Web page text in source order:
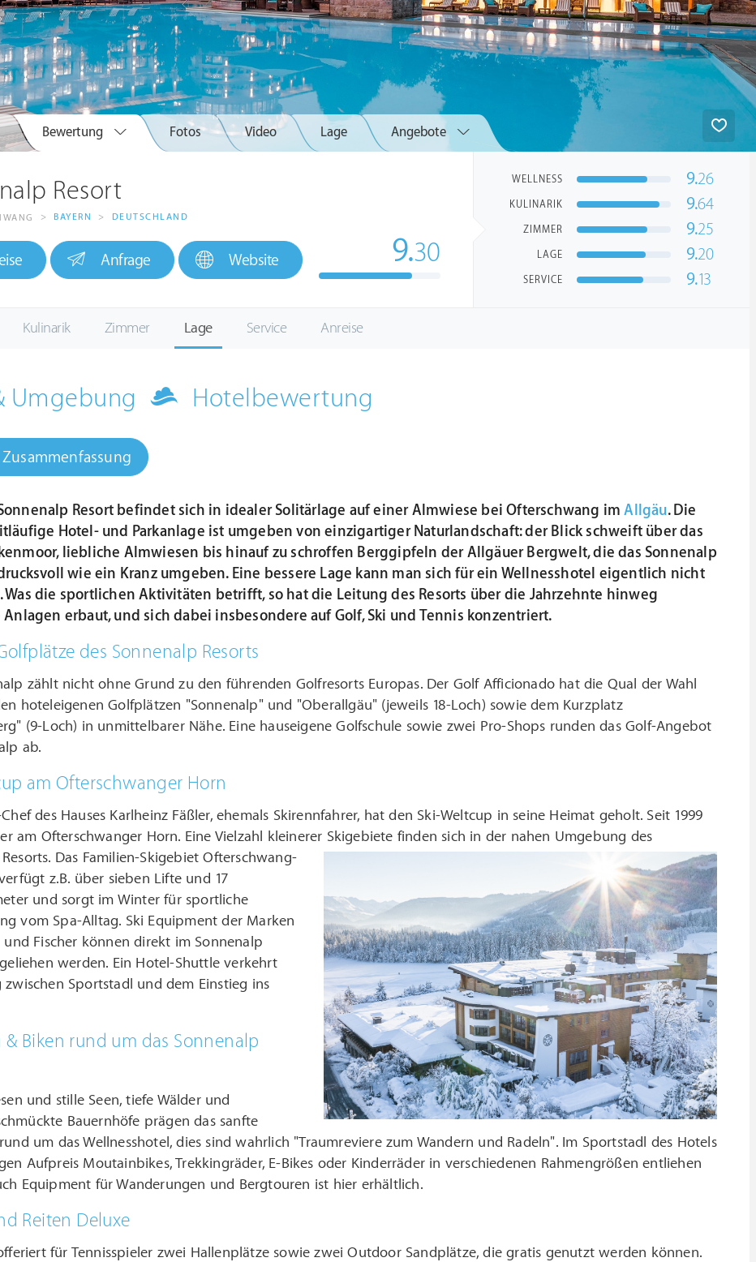
Bewertung Fotos Video Lage Angebote
Resort
> BAYERN > DEUTSCHLAND
Anfrage Website 9.30
WELLNESS 9.26
KULINARIK 9.64
ZIMMER 9.25
LAGE 9.20
SERVICE 9.13
Kulinarik Zimmer Lage Service Anreise
Umgebung Hotelbewertung
Zusammenfassung
Resort befindet sich in idealer Solitärlage auf einer Almwiese bei Ofterschwang imAllgäu. Die
Hotel- und Parkanlage ist umgeben von einzigartiger Naturlandschaft: der Blick schweift über das
liebliche Almwiesen bis hinauf zu schroffen Berggipfeln der Allgäuer Bergwelt, die das Sonnenalp
wie ein Kranz umgeben. Eine bessere Lage kann man sich für ein Wellnesshotel eigentlich nicht
Was die sportlichen Aktivitäten betrifft, so hat die Leitung des Resorts über die Jahrzehnte hinweg
erbaut, und sich dabei insbesondere auf Golf, Ski und Tennis konzentriert.
des Sonnenalp Resorts
zählt nicht ohne Grund zu den führenden Golfresorts Europas. Der Golf Afficionado hat die Qual der Wahl
hoteleigenen Golfplätzen "Sonnenalp" und "Oberallgäu" (jeweils 18-Loch) sowie dem Kurzplatz
(9-Loch) in unmittelbarer Nähe. Eine hauseigene Golfschule sowie zwei Pro-Shops runden das Golf-Angebot
ab.
am Ofterschwanger Horn
des Hauses Karlheinz Fäßler, ehemals Skirennfahrer, hat den Ski-Weltcup in seine Heimat geholt. Seit 1999
am Ofterschwanger Horn. Eine Vielzahl kleinerer Skigebiete finden sich in der nahen Umgebung des
Das Familien-Skigebiet Ofterschwang-
z.B. über sieben Lifte und 17
und sorgt im Winter für sportliche
vom Spa-Alltag. Ski Equipment der Marken
und Fischer können direkt im Sonnenalp
werden. Ein Hotel-Shuttle verkehrt
zwischen Sportstadl und dem Einstieg ins
& Biken rund um das Sonnenalp
und stille Seen, tiefe Wälder und
Bauernhöfe prägen das sanfte
um das Wellnesshotel, dies sind wahrlich "Traumreviere zum Wandern und Radeln". Im Sportstadl des Hotels
Aufpreis Moutainbikes, Trekkingräder, E-Bikes oder Kinderräder in verschiedenen Rahmengrößen entliehen
Equipment für Wanderungen und Bergtouren ist hier erhältlich.
Reiten Deluxe
für Tennisspieler zwei Hallenplätze sowie zwei Outdoor Sandplätze, die gratis genutzt werden können.